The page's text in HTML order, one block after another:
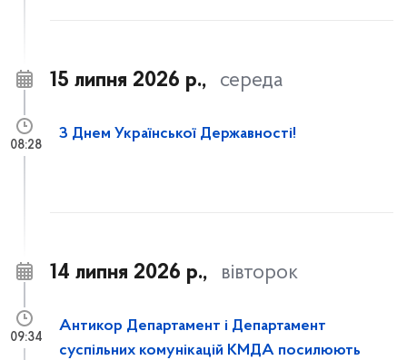
15 липня 2026 р., середа
З Днем Української Державності!
08:28
14 липня 2026 р., вівторок
Антикор Департамент і Департамент
суспільних комунікацій КМДА посилюють
09:34